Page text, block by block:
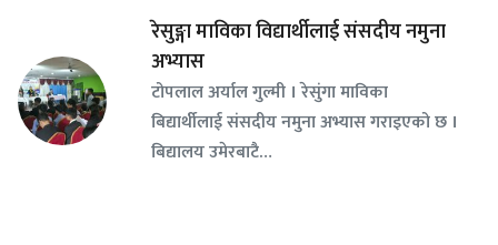
रेसुङ्गा माविका विद्यार्थीलाई संसदीय नमुना
अभ्यास
टोपलाल अर्याल गुल्मी । रेसुंगा माविका
बिद्यार्थीलाई संसदीय नमुना अभ्यास गराइएको छ ।
बिद्यालय उमेरबाटै…